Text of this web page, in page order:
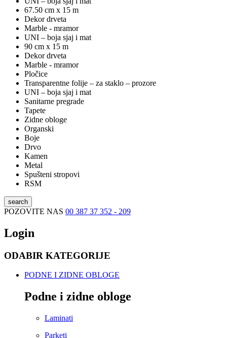
67.50 cm x 15 m
Dekor drveta
Marble - mramor
UNI – boja sjaj i mat
90 cm x 15 m
Dekor drveta
Marble - mramor
Pločice
Transparentne folije – za staklo – prozore
UNI – boja sjaj i mat
Sanitarne pregrade
Tapete
Zidne obloge
Organski
Boje
Drvo
Kamen
Metal
Spušteni stropovi
RSM
search
POZOVITE NAS 00 387 37 352 - 209
Login
ODABIR KATEGORIJE
PODNE I ZIDNE OBLOGE
Podne i zidne obloge
Laminati
Parketi